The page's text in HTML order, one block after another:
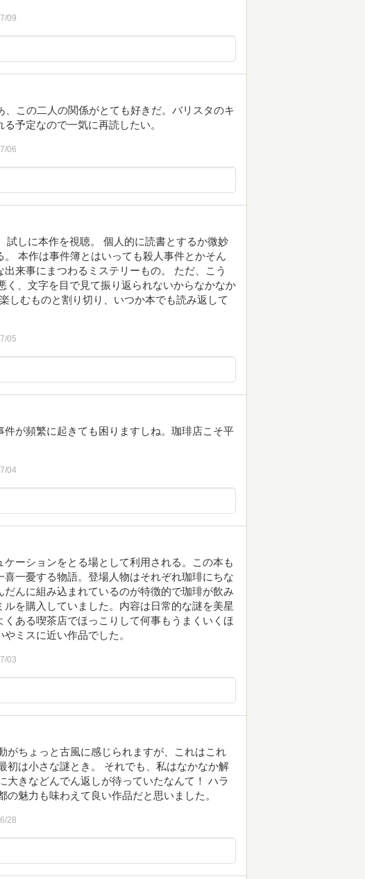
09
この二人の関係がとても好きだ。バリスタのキ
予定なので一気に再読したい。
06
試しに本作を視聴。 個人的に読書とするか微妙
本作は事件簿とはいっても殺人事件とかそん
来事にまつわるミステリーもの。 ただ、こう
く、文字を目で見て振り返られないからなかなか
しむものと割り切り、いつか本でも読み返して
05
が頻繁に起きても困りますしね。珈琲店こそ平
04
ーションをとる場として利用される。この本も
一憂する物語。登場人物はそれぞれ珈琲にちな
んに組み込まれているのが特徴的で珈琲が飲み
を購入していました。内容は日常的な謎を美星
ある喫茶店でほっこりして何事もうまくいくほ
ミスに近い作品でした。
03
がちょっと古風に感じられますが、これはこれ
初は小さな謎とき。 それでも、私はなかなか解
大きなどんでん返しが待っていたなんて！ ハラ
魅力も味わえて良い作品だと思いました。
28